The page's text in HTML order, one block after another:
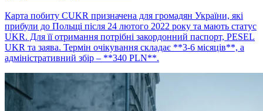
Карта побиту CUKR призначена для громадян України, які
прибули до Польщі після 24 лютого 2022 року та мають статус
UKR. Для її отримання потрібні закордонний паспорт, PESEL
UKR та заява. Термін очікування складає **3-6 місяців**, а
адміністративний збір – **340 PLN**.